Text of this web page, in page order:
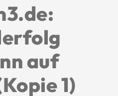
auf
1)